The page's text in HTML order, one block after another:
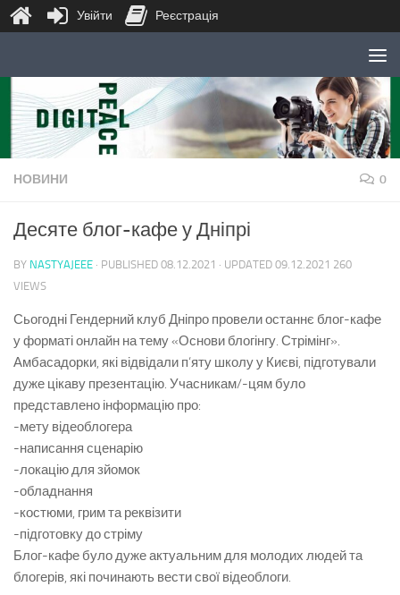
Skip to content
НОВИНИ 0
Десяте блог-кафе у Дніпрі
BY NASTYAJEEE · PUBLISHED 08.12.2021 · UPDATED 09.12.2021 260
VIEWS
Сьогодні Гендерний клуб Дніпро провели останнє блог-кафе
у форматі онлайн на тему «Основи блогінгу. Стрімінг».
Амбасадорки, які відвідали п‘яту школу у Києві, підготували
дуже цікаву презентацію. Учасникам/-цям було
представлено інформацію про:
-мету відеоблогера
-написання сценарію
-локацію для зйомок
-обладнання
-костюми, грим та реквізити
-підготовку до стріму
Блог-кафе було дуже актуальним для молодих людей та
блогерів, які починають вести свої відеоблоги.
Увійти Реєстрація